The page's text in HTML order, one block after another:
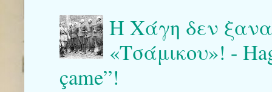
Η Χάγη δεν
«Τσάμικου»! -
çame”!